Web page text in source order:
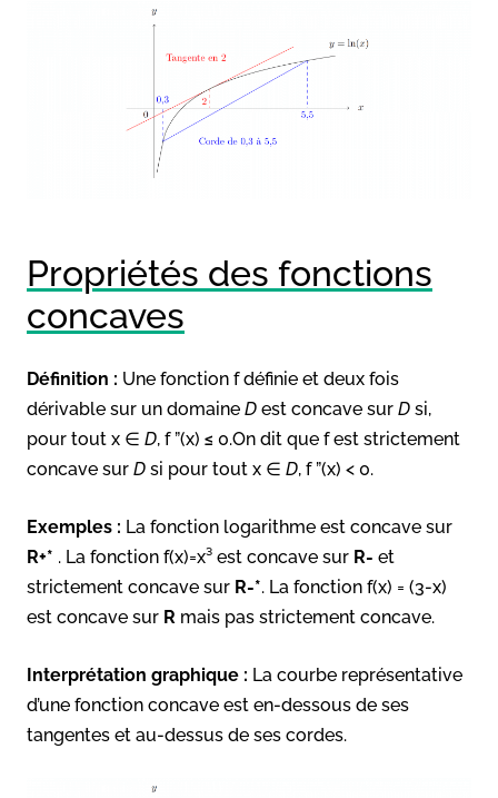
Propriétés des fonctions
concaves
Définition : Une fonction f définie et deux fois
dérivable sur un domaine D est concave sur D si,
pour tout x ∈ D, f ”(x) ≤ 0.On dit que f est strictement
concave sur D si pour tout x ∈ D, f ”(x) < 0.
Exemples : La fonction logarithme est concave sur
R+* . La fonction f(x)=x³ est concave sur R- et
strictement concave sur R-*. La fonction f(x) = (3-x)
est concave sur R mais pas strictement concave.
Interprétation graphique : La courbe représentative
d’une fonction concave est en-dessous de ses
tangentes et au-dessus de ses cordes.